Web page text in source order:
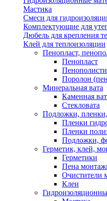
Мастика
Смеси для
Комплектующие для
Дюбель для крепления
Клей для теплоизоляции
Пенопласт,
Пенопласт
Поролон
Минеральная вата
Каменная
Стекловата
Подложки,
Пленки
Пленки
Подложки,
Герметик, клей,
Герметики
Пена
Очистители
Клеи